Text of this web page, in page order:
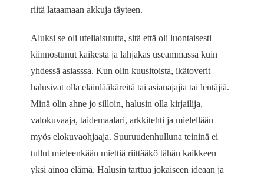
riitä lataamaan akkuja täyteen.
Aluksi se oli uteliaisuutta, sitä että oli luontaisesti
kiinnostunut kaikesta ja lahjakas useammassa kuin
yhdessä asiasssa. Kun olin kuusitoista, ikätoverit
halusivat olla eläinlääkäreitä tai asianajajia tai lentäjiä.
Minä olin ahne jo silloin, halusin olla kirjailija,
valokuvaaja, taidemaalari, arkkitehti ja mielellään
myös elokuvaohjaaja. Suuruudenhulluna teininä ei
tullut mieleenkään miettiä riittääkö tähän kaikkeen
yksi ainoa elämä. Halusin tarttua jokaiseen ideaan ja